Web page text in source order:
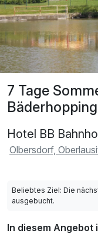
7 Tage
Hotel BB
Olbersdorf,
Beliebtes Ziel: Die
ausgebucht.
In diesem Angebot